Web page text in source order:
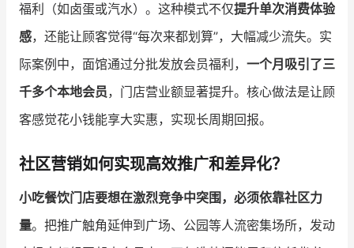
福利（如卤蛋或汽水）。这种模式不仅提升单次消费体验
感，还能让顾客觉得“每次来都划算”，大幅减少流失。实
际案例中，面馆通过分批发放会员福利， 一个月吸引了三
千多个本地会员，门店营业额显著提升。核心做法是让顾
客感觉花小钱能享大实惠，实现长周期回报。
社区营销如何实现高效推广和差异化？
小吃餐饮门店要想在激烈竞争中突围，必须依靠社区力
量。把推广触角延伸到广场、公园等人流密集场所，发动